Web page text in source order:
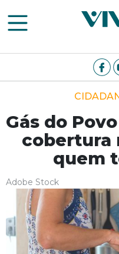
Gás do
cobertura
quem
Adobe Stock